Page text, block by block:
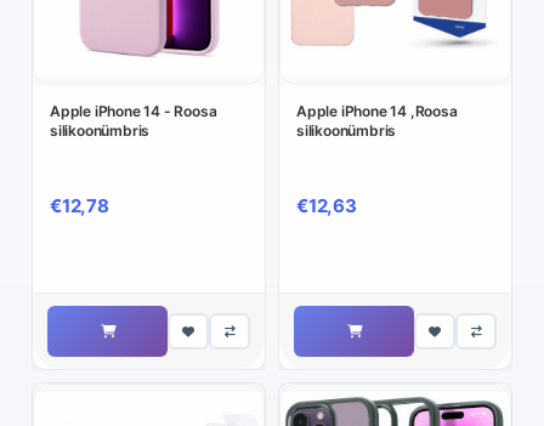
Apple iPhone 14 - Roosa
silikoonümbris
€12,78
Apple iPhone 14 ,Roosa
silikoonümbris
€12,63